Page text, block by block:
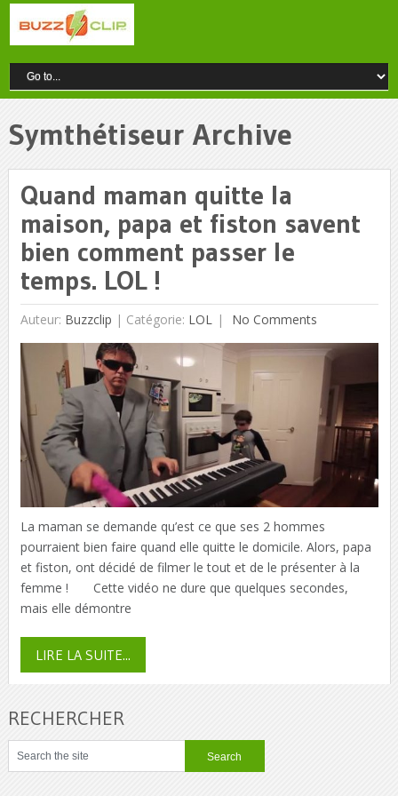
Symthétiseur Archive
Quand maman quitte la
maison, papa et fiston savent
bien comment passer le
temps. LOL !
Auteur: Buzzclip | Catégorie: LOL No Comments
La maman se demande qu’est ce que ses 2 hommes
pourraient bien faire quand elle quitte le domicile. Alors, papa
et fiston, ont décidé de filmer le tout et de le présenter à la
femme ! Cette vidéo ne dure que quelques secondes,
mais elle démontre
LIRE LA SUITE...
RECHERCHER